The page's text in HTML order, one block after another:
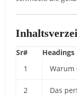
Sr#
Headings
1
Warum
2 Das